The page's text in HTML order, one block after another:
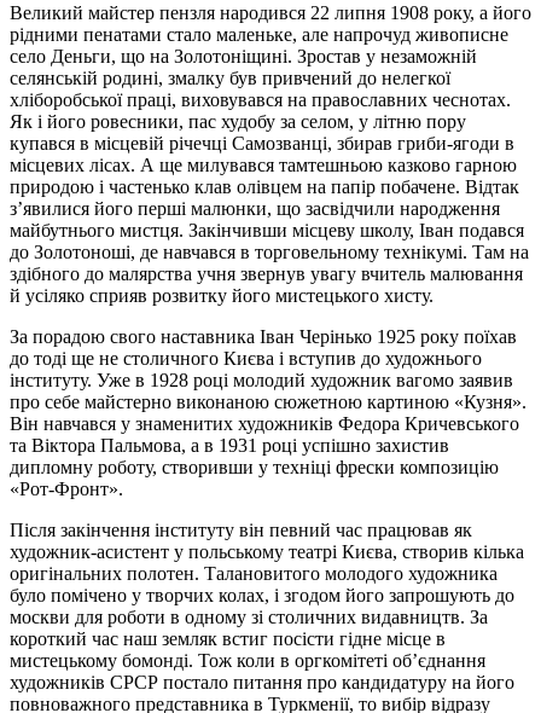
Великий майстер пензля народився 22 липня 1908 року, а його
рідними пенатами стало маленьке, але напрочуд живописне
село Деньги, що на Золотоніщині. Зростав у незаможній
селянській родині, змалку був привчений до нелегкої
хліборобської праці, виховувався на православних чеснотах.
Як і його ровесники, пас худобу за селом, у літню пору
купався в місцевій річечці Самозванці, збирав гриби-ягоди в
місцевих лісах. А ще милувався тамтешньою казково гарною
природою і частенько клав олівцем на папір побачене. Відтак
з’явилися його перші малюнки, що засвідчили народження
майбутнього мистця. Закінчивши місцеву школу, Іван подався
до Золотоноші, де навчався в торговельному технікумі. Там на
здібного до малярства учня звернув увагу вчитель малювання
й усіляко сприяв розвитку його мистецького хисту.
За порадою свого наставника Іван Черінько 1925 року поїхав
до тоді ще не столичного Києва і вступив до художнього
інституту. Уже в 1928 році молодий художник вагомо заявив
про себе майстерно виконаною сюжетною картиною «Кузня».
Він навчався у знаменитих художників Федора Кричевського
та Віктора Пальмова, а в 1931 році успішно захистив
дипломну роботу, створивши у техніці фрески композицію
«Рот-Фронт».
Після закінчення інституту він певний час працював як
художник-асистент у польському театрі Києва, створив кілька
оригінальних полотен. Талановитого молодого художника
було помічено у творчих колах, і згодом його запрошують до
москви для роботи в одному зі столичних видавництв. За
короткий час наш земляк встиг посісти гідне місце в
мистецькому бомонді. Тож коли в оргкомітеті об’єднання
художників СРСР постало питання про кандидатуру на його
повноважного представника в Туркменії, то вибір відразу